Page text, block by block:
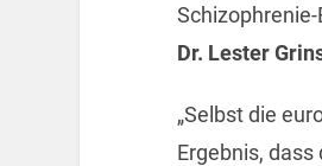
Dr. Lester
„Selbst die
Ergebnis,